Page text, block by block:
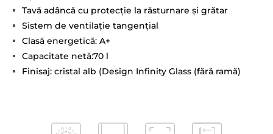
Tavă adâncă cu protecţie la răsturnare şi grătar
Sistem de ventilaţie tangenţial
Clasă energetică: A+
Capacitate netă:70 l
Finisaj: cristal alb (Design Infinity Glass (fără ramă)